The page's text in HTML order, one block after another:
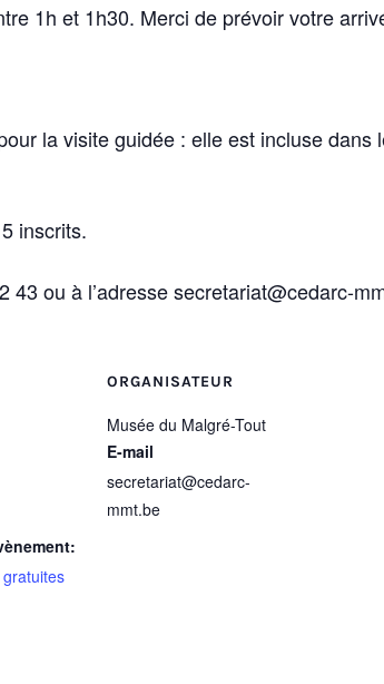
1h et 1h30. Merci de prévoir votre
la visite guidée : elle est incluse dans
inscrits.
ou à l’adresse secretariat@cedarc-
ORGANISATEUR
Musée du Malgré-Tout
E-mail
secretariat@cedarc-
mmt.be